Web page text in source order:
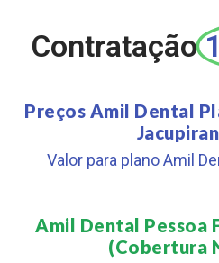
Contratação
Preços Amil Dental
Valor para plano Amil
Amil Dental Pessoa
(Cobertura